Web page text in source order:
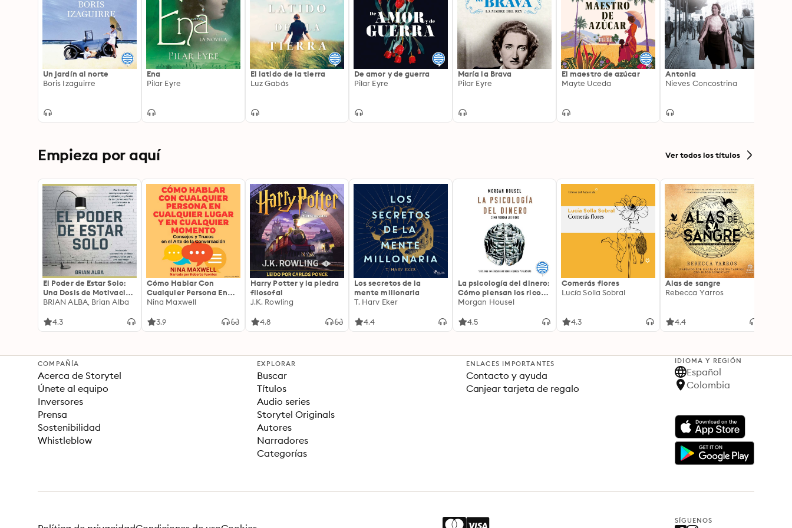
Un jardín al norte
Boris Izaguirre
Ena
Pilar Eyre
El latido de la tierra
Luz Gabás
De amor y de guerra
Pilar Eyre
María la Brava
Pilar Eyre
El maestro de azúcar
Mayte Uceda
Antonia
Nieves Concostrina
Empieza por aquí Ver todos los títulos
El Poder de Estar Solo:
Una Dosis de Motivación
Acompañada de Ideas
una Vida Mejor
BRIAN ALBA, Brian Alba
4.3
Cómo Hablar Con
Cualquier Persona En
Cualquier Lugar Y En
Nina Maxwell
3.9
Harry Potter y la piedra
filosofal
J.K. Rowling
4.8
Los secretos de la
mente millonaria
T. Harv Eker
4.4
La psicología del dinero:
Cómo piensan los ricos:
18 claves imperecederas
Morgan Housel
4.5
Comerás flores
Lucía Solla Sobral
4.3
Alas de sangre
Rebecca Yarros
4.4
COMPAÑÍA
Acerca de Storytel
Únete al equipo
Inversores
Prensa
Sostenibilidad
Whistleblow
EXPLORAR
Buscar
Títulos
Audio series
Storytel Originals
Autores
Narradores
Categorías
ENLACES IMPORTANTES
Contacto y ayuda
Canjear tarjeta de regalo
IDIOMA Y REGIÓN
Español
Colombia
SÍGUENOS